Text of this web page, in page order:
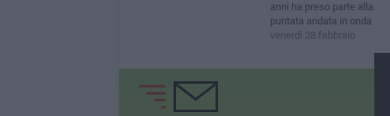
anni ha preso parte alla
puntata andata in onda
venerdì 28 febbraio